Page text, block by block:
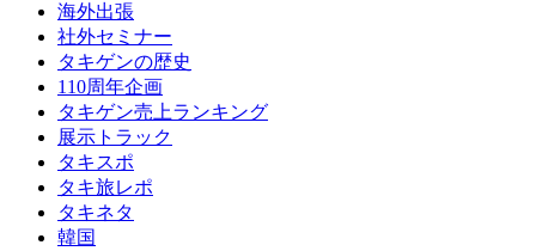
海外出張
社外セミナー
タキゲンの歴史
110周年企画
タキゲン売上ランキング
展示トラック
タキスポ
タキ旅レポ
タキネタ
韓国